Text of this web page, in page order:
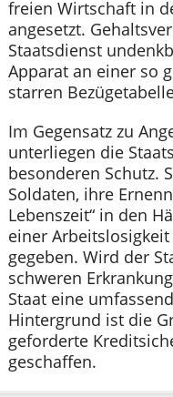
freien Wirtschaft in
angesetzt.
Staatsdienst
Apparat an einer so
starren
Im Gegensatz zu
unterliegen die
besonderen Schutz.
Soldaten, ihre
Lebenszeit“ in den
einer
gegeben. Wird der
schweren
Staat eine
Hintergrund ist die
geforderte
geschaffen.